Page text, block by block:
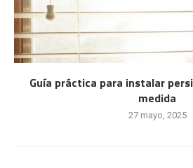
Guía práctica para instalar
medida
27 mayo, 2025